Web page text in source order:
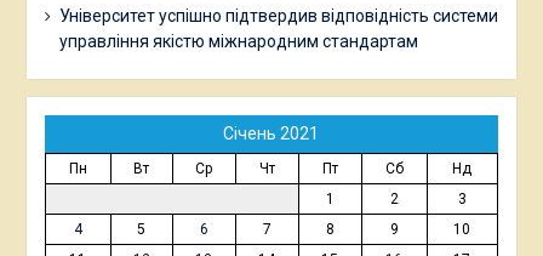
Університет успішно підтвердив відповідність системи
управління якістю міжнародним стандартам
Січень 2021
Пн Вт Ср Чт Пт Сб
Нд
1
2
3
4
5 6 7 8 9
10